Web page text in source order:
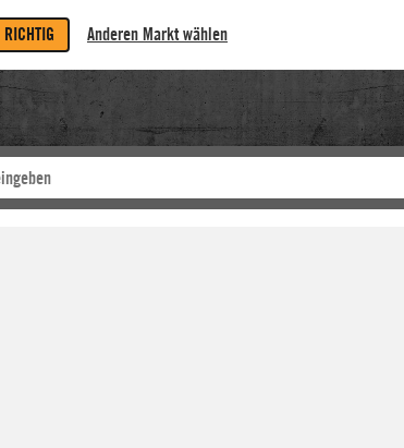
RICHTIG Anderen Markt wählen